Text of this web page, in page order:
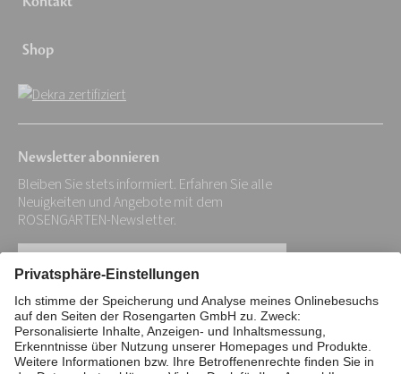
Shop
Newsletter abonnieren
Bleiben Sie stets informiert. Erfahren Sie alle
Neuigkeiten und Angebote mit dem
ROSENGARTEN-Newsletter.
Ihre
E-
Mail-
Adresse:
*
Impressum Datenschutz
Stiftung
Interne Meldestelle
Zahlungsmittel